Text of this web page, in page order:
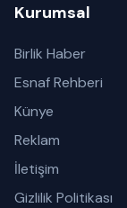
Kurumsal
Birlik Haber
Esnaf Rehberi
Künye
Reklam
İletişim
Gizlilik Politikası